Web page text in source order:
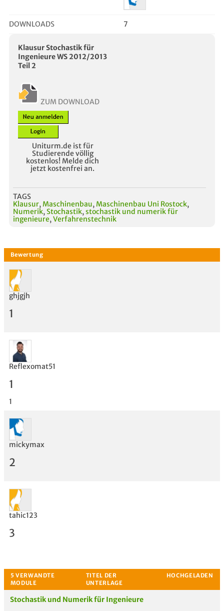
DOWNLOADS 7
Klausur Stochastik für
Ingenieure WS 2012/2013
Teil 2
ZUM DOWNLOAD
Uniturm.de ist für
Studierende völlig
kostenlos! Melde dich
jetzt kostenfrei an.
TAGS
Klausur, Maschinenbau, Maschinenbau Uni Rostock,
Numerik, Stochastik, stochastik und numerik für
ingenieure, Verfahrenstechnik
Bewertung
ghjgjh
1
Reflexomat51
1
1
mickymax
2
tahic123
3
Stochastik und Numerik für Ingenieure